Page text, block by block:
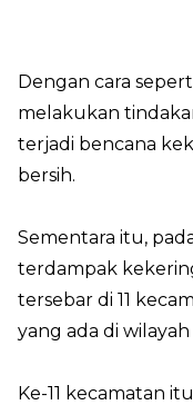
Dengan cara
melakukan
terjadi bencana
bersih.
Sementara itu,
terdampak
tersebar di 11
yang ada di
Ke-11 kecamatan